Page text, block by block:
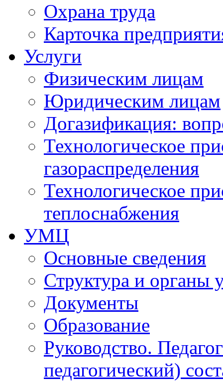
Охрана труда
Карточка
Услуги
Физическим лицам
Юридическим лицам
Догазификация:
Технологическое
газораспределения
Технологическое
теплоснабжения
УМЦ
Основные сведения
Структура и органы
Документы
Образование
Руководство.
педагогический)